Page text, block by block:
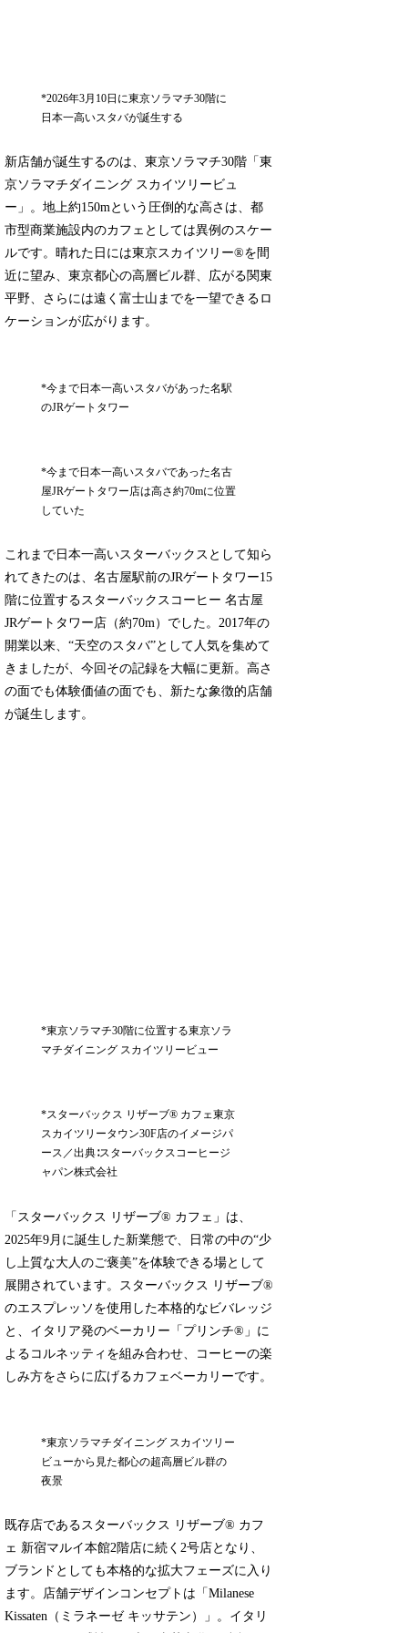
*2026年3月10日に東京ソラマチ30階に
日本一高いスタバが誕生する
新店舗が誕生するのは、東京ソラマチ30階「東
京ソラマチダイニング スカイツリービュ
ー」。地上約150mという圧倒的な高さは、都
市型商業施設内のカフェとしては異例のスケー
ルです。晴れた日には東京スカイツリー®を間
近に望み、東京都心の高層ビル群、広がる関東
平野、さらには遠く富士山までを一望できるロ
ケーションが広がります。
*今まで日本一高いスタバがあった名駅
のJRゲートタワー
*今まで日本一高いスタバであった名古
屋JRゲートタワー店は高さ約70mに位置
していた
これまで日本一高いスターバックスとして知ら
れてきたのは、名古屋駅前のJRゲートタワー15
階に位置するスターバックスコーヒー 名古屋
JRゲートタワー店（約70m）でした。2017年の
開業以来、“天空のスタバ”として人気を集めて
きましたが、今回その記録を大幅に更新。高さ
の面でも体験価値の面でも、新たな象徴的店舗
が誕生します。
*東京ソラマチ30階に位置する東京ソラ
マチダイニング スカイツリービュー
*スターバックス リザーブ® カフェ東京
スカイツリータウン30F店のイメージパ
ース／出典∶スターバックスコーヒージ
ャパン株式会社
「スターバックス リザーブ® カフェ」は、
2025年9月に誕生した新業態で、日常の中の“少
し上質な大人のご褒美”を体験できる場として
展開されています。スターバックス リザーブ®
のエスプレッソを使用した本格的なビバレッジ
と、イタリア発のベーカリー「プリンチ®」に
よるコルネッティを組み合わせ、コーヒーの楽
しみ方をさらに広げるカフェベーカリーです。
*東京ソラマチダイニング スカイツリー
ビューから見た都心の超高層ビル群の
夜景
既存店であるスターバックス リザーブ® カフ
ェ 新宿マルイ本館2階店に続く2号店となり、
ブランドとしても本格的な拡大フェーズに入り
ます。店舗デザインコンセプトは「Milanese
Kissaten（ミラネーゼ キッサテン）」。イタリ